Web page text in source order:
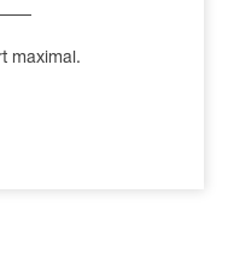
maximal.